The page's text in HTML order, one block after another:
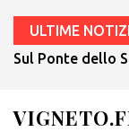
ULTIME
Sul Ponte dello